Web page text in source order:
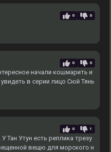
0 0
0 0
начали кошмарить и
в серии лицо Сюй Тянь
0 1
Тан Утун есть реплика трезу
вещю для морского н